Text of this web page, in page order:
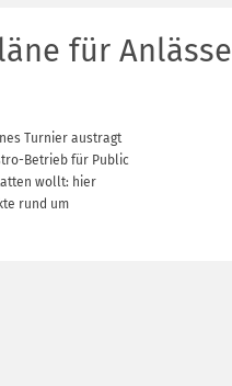
für Anlässe
Turnier austragt
Betrieb für Public
wollt: hier
rund um